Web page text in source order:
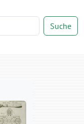
Suche